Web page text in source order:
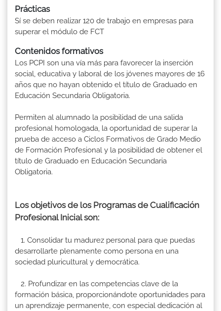
Prácticas
Sí se deben realizar 120 de trabajo en empresas para
superar el módulo de FCT
Contenidos formativos
Los PCPI son una vía más para favorecer la inserción
social, educativa y laboral de los jóvenes mayores de 16
años que no hayan obtenido el título de Graduado en
Educación Secundaria Obligatoria.
Permiten al alumnado la posibilidad de una salida
profesional homologada, la oportunidad de superar la
prueba de acceso a Ciclos Formativos de Grado Medio
de Formación Profesional y la posibilidad de obtener el
título de Graduado en Educación Secundaria
Obligatoria.
Los objetivos de los Programas de Cualificación
Profesional Inicial son:
1. Consolidar tu madurez personal para que puedas
desarrollarte plenamente como persona en una
sociedad pluricultural y democrática.
2. Profundizar en las competencias clave de la
formación básica, proporcionándote oportunidades para
un aprendizaje permanente, con especial dedicación al